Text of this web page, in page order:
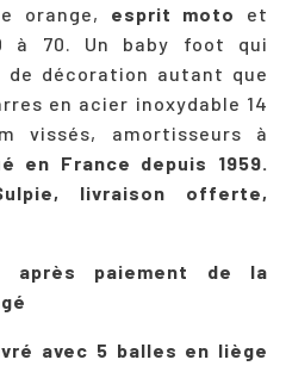
orange, esprit moto
et
à 70. Un baby foot qui
de décoration autant que
en acier inoxydable 14
vissés, amortisseurs à
en France depuis 1959.
livraison offerte,
après paiement de la
avec 5 balles en liège